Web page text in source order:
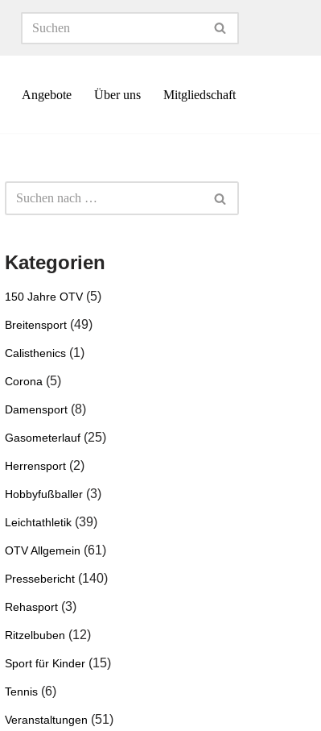
Angebote Über uns Mitgliedschaft
Kategorien
150 Jahre OTV(5)
Breitensport (49)
Calisthenics (1)
Corona (5)
Damensport (8)
Gasometerlauf (25)
Herrensport (2)
Hobbyfußballer (3)
Leichtathletik (39)
OTV Allgemein (61)
Pressebericht (140)
Rehasport (3)
Ritzelbuben (12)
Sport für Kinder (15)
Tennis (6)
Veranstaltungen (51)